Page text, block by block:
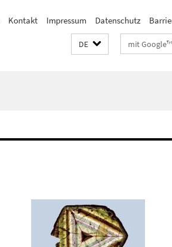
Kontakt Impressum Datenschutz
DE Suchbegriffe